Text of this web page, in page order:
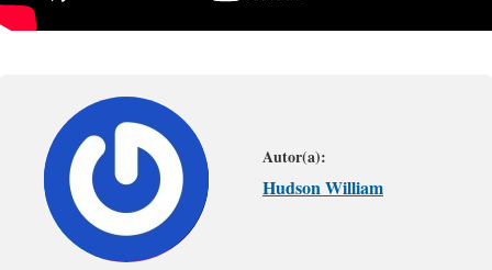
Autor(a):
Hudson William